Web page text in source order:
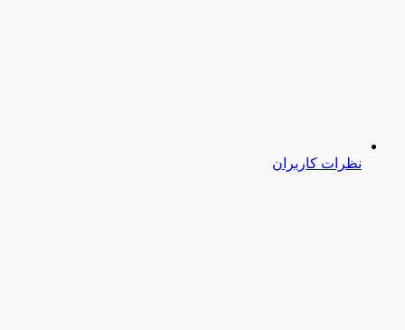
نظرات کاربران